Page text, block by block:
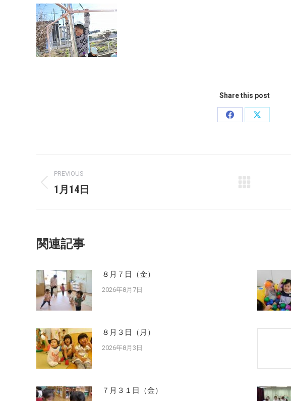
Share this post
Share
Share
navigation
PREVIOUS
Previous
1月14日
関連記事
８月７日（金）
2026年8月7日
８月３日（月）
2026年8月3日
７月３１日（金）